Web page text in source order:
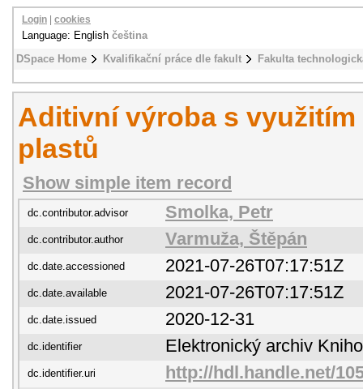
DSpace Home Kvalifikační práce dle fakult Fakulta
Login cookies
Language: English čeština
Aditivní výroba s
plastů
Show simple item record
dc.contributor.advisor Smolka, Petr
dc.contributor.author Varmuža, Štěpán
dc.date.accessioned 2021-07-26T07:17:51Z
dc.date.available 2021-07-26T07:17:51Z
dc.date.issued 2020-12-31
dc.identifier Elektronický archiv
dc.identifier.uri http://hdl.handle.net/